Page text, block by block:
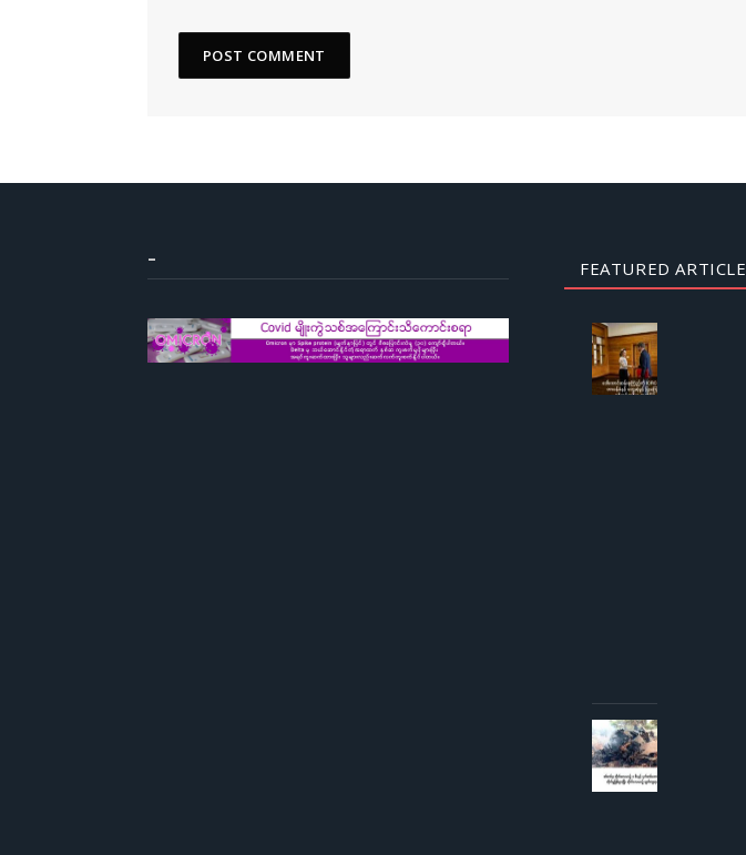
– FEATURED ARTICLE